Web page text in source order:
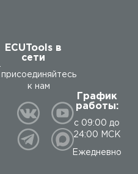
ECUTools в
сети
присоединяйтесь
к нам
График
работы:
с 09:00 до
24:00 МСК
Ежедневно